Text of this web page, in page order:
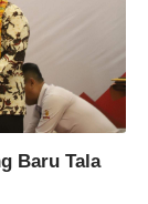
Baru Tala